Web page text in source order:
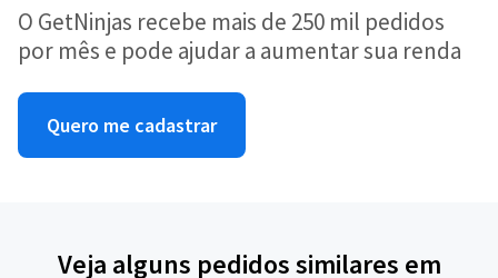
O GetNinjas recebe mais de 250 mil pedidos
por mês e pode ajudar a aumentar sua renda
Quero me cadastrar
Veja alguns pedidos similares em